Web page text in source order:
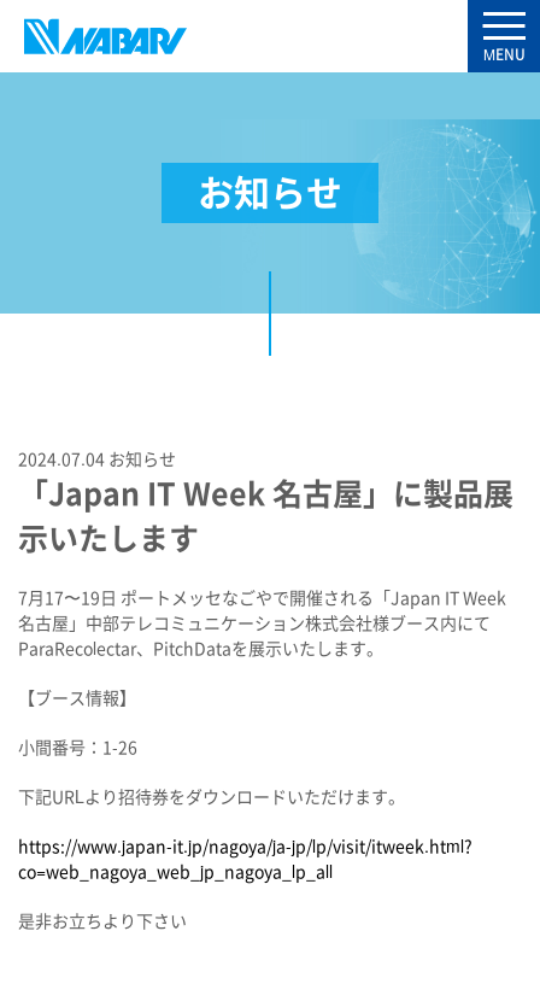
お知らせ
2024.07.04 お知らせ
「Japan IT Week 名古屋」に製品展
示いたします
7月17〜19日 ポートメッセなごやで開催される「Japan IT Week
名古屋」中部テレコミュニケーション株式会社様ブース内にて
ParaRecolectar、PitchDataを展示いたします。
【ブース情報】
小間番号： 1-26
下記URLより招待券をダウンロードいただけます。
https://www.japan-it.jp/nagoya/ja-jp/lp/visit/itweek.html?
co=web_nagoya_web_jp_nagoya_lp_all
是非お立ちより下さい